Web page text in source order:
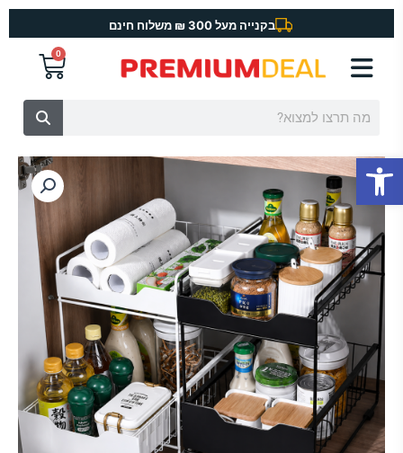
פתח סרגל נגישות
דילוג
בקנייה מעל 300 ₪ משלוח חינם
0
עגלת
קניות
חיפוש